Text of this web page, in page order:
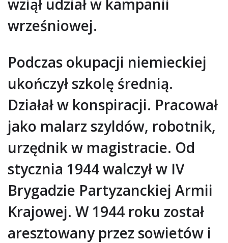
wziął udział w kampanii
wrześniowej.
Podczas okupacji niemieckiej
ukończył szkolę średnią.
Działał w konspiracji. Pracował
jako malarz szyldów, robotnik,
urzędnik w magistracie. Od
stycznia 1944 walczył w IV
Brygadzie Partyzanckiej Armii
Krajowej. W 1944 roku został
aresztowany przez sowietów i